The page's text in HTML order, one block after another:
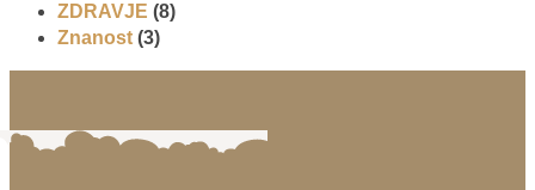
ZDRAVJE (8)
Znanost (3)